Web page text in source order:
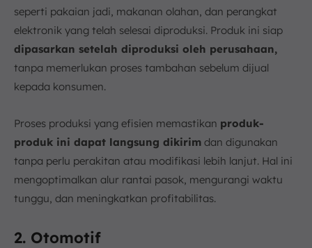
seperti pakaian jadi, makanan olahan, dan perangkat
elektronik yang telah selesai diproduksi. Produk ini siap
dipasarkan setelah diproduksi oleh perusahaan,
tanpa memerlukan proses tambahan sebelum dijual
kepada konsumen.
Proses produksi yang efisien memastikan produk-
produk ini dapat langsung dikirim dan digunakan
tanpa perlu perakitan atau modifikasi lebih lanjut. Hal ini
mengoptimalkan alur rantai pasok, mengurangi waktu
tunggu, dan meningkatkan profitabilitas.
2. Otomotif